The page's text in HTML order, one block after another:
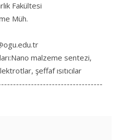
Fakültesi
Müh.
malzeme sentezi,
şeffaf ısıtıcılar